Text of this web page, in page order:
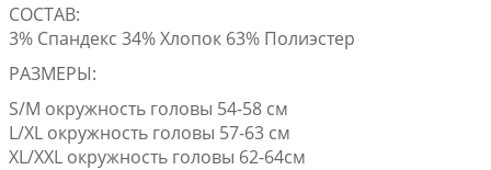
СОСТАВ:
3% Спандекс 34% Хлопок 63% Полиэстер
РАЗМЕРЫ:
S/M окружность головы 54-58 см
L/XL окружность головы 57-63 см
XL/XXL окружность головы 62-64см